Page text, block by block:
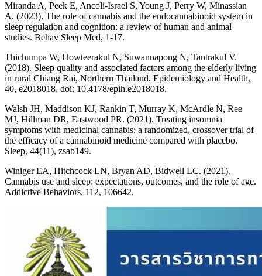
Miranda A, Peek E, Ancoli-Israel S, Young J, Perry W, Minassian
A. (2023). The role of cannabis and the endocannabinoid system in
sleep regulation and cognition: a review of human and animal
studies. Behav Sleep Med, 1-17.
Thichumpa W, Howteerakul N, Suwannapong N, Tantrakul V.
(2018). Sleep quality and associated factors among the elderly living
in rural Chiang Rai, Northern Thailand. Epidemiology and Health,
40, e2018018, doi: 10.4178/epih.e2018018.
Walsh JH, Maddison KJ, Rankin T, Murray K, McArdle N, Ree
MJ, Hillman DR, Eastwood PR. (2021). Treating insomnia
symptoms with medicinal cannabis: a randomized, crossover trial of
the efficacy of a cannabinoid medicine compared with placebo.
Sleep, 44(11), zsab149.
Winiger EA, Hitchcock LN, Bryan AD, Bidwell LC. (2021).
Cannabis use and sleep: expectations, outcomes, and the role of age.
Addictive Behaviors, 112, 106642.